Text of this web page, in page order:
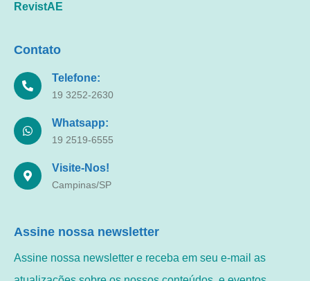
RevistAE
Contato
Telefone:
19 3252-2630
Whatsapp:
19 2519-6555
Visite-Nos!
Campinas/SP
Assine nossa newsletter
Assine nossa newsletter e receba em seu e-mail as